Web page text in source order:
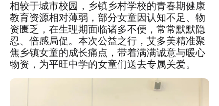
相较于城市校园，乡镇乡村学校的青春期健康
教育资源相对薄弱，部分女童因认知不足、物
资匮乏，在生理期面临诸多不便，常常默默隐
忍、倍感局促。本次公益之行，艾多美精准聚
焦乡镇女童的成长痛点，带着满满诚意与暖心
物资，为平旺中学的女童们送去专属关爱。